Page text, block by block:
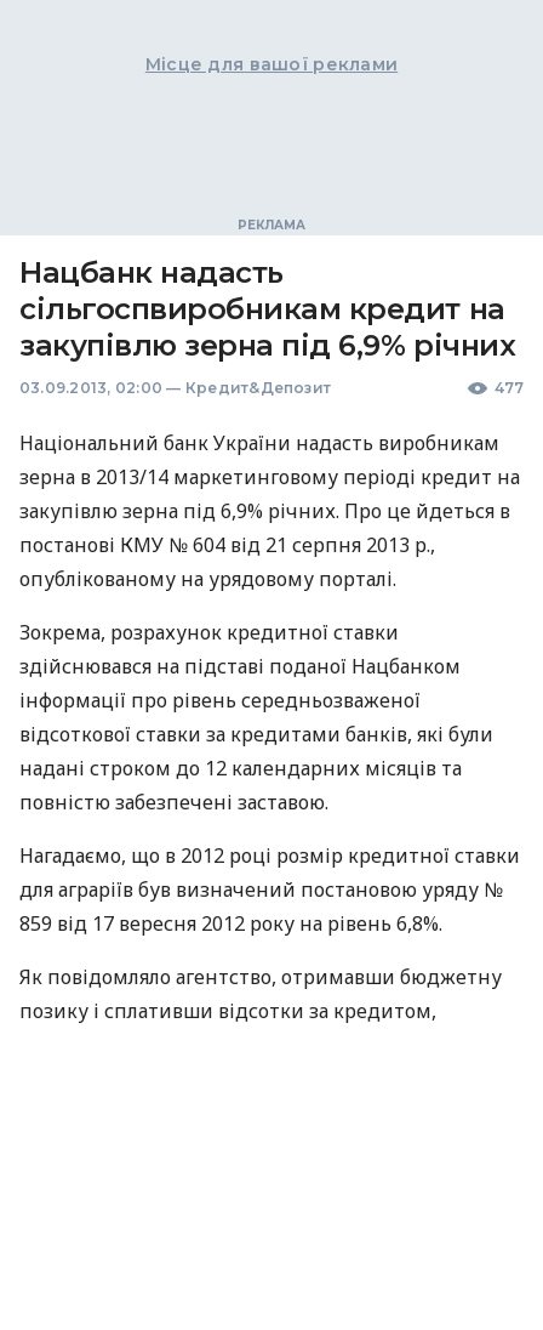
Місце для вашої реклами
Нацбанк надасть
сільгоспвиробникам кредит на
закупівлю зерна під 6,9% річних
03.09.2013, 02:00 — Кредит&Депозит 477
Національний банк України надасть виробникам
зерна в 2013/14 маркетинговому періоді кредит на
закупівлю зерна під 6,9% річних. Про це йдеться в
постанові КМУ № 604 від 21 серпня 2013 р.,
опублікованому на урядовому порталі.
Зокрема, розрахунок кредитної ставки
здійснювався на підставі поданої Нацбанком
інформації про рівень середньозваженої
відсоткової ставки за кредитами банків, які були
надані строком до 12 календарних місяців та
повністю забезпечені заставою.
Нагадаємо, що в 2012 році розмір кредитної ставки
для аграріїв був визначений постановою уряду №
859 від 17 вересня 2012 року на рівень 6,8%.
Як повідомляло агентство, отримавши бюджетну
позику і сплативши відсотки за кредитом,